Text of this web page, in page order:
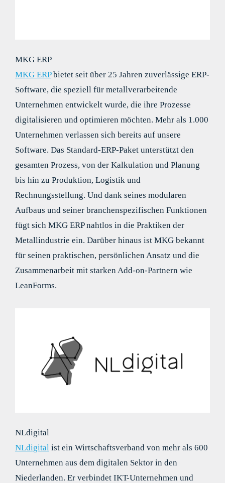
MKG ERP
MKG ERPbietet seit über 25 Jahren zuverlässige ERP-
Software, die speziell für metallverarbeitende
Unternehmen entwickelt wurde, die ihre Prozesse
digitalisieren und optimieren möchten. Mehr als 1.000
Unternehmen verlassen sich bereits auf unsere
Software. Das Standard-ERP-Paket unterstützt den
gesamten Prozess, von der Kalkulation und Planung
bis hin zu Produktion, Logistik und
Rechnungsstellung. Und dank seines modularen
Aufbaus und seiner branchenspezifischen Funktionen
fügt sich MKG ERP nahtlos in die Praktiken der
Metallindustrie ein. Darüber hinaus ist MKG bekannt
für seinen praktischen, persönlichen Ansatz und die
Zusammenarbeit mit starken Add-on-Partnern wie
LeanForms.
NLdigital
NLdigital ist ein Wirtschaftsverband von mehr als 600
Unternehmen aus dem digitalen Sektor in den
Niederlanden. Er verbindet IKT-Unternehmen und